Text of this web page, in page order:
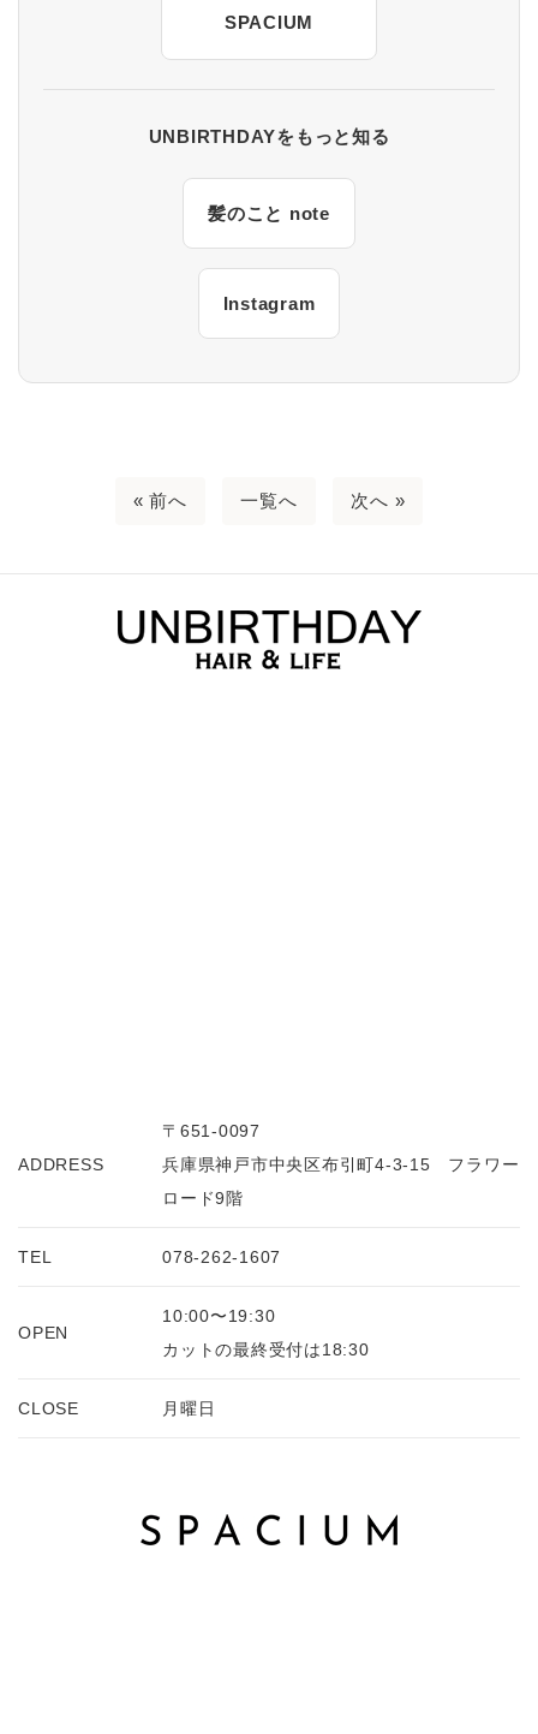
SPACIUM
UNBIRTHDAYをもっと知る
髪のこと note
Instagram
« 前へ 一覧へ 次へ »
ADDRESS
〒651-0097
兵庫県神戸市中央区布引町4-3-15 フラワー
ロード9階
TEL 078-262-1607
OPEN
10:00〜19:30
カットの最終受付は18:30
CLOSE 月曜日